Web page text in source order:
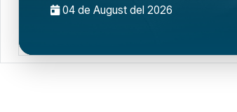
04 de August del 2026